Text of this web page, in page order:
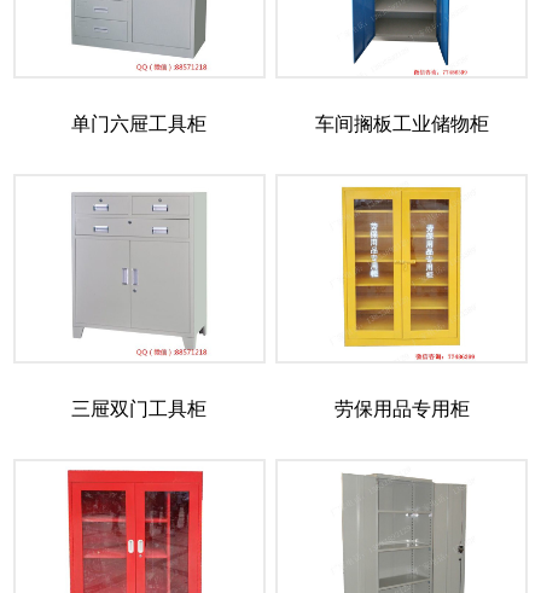
单门六屉工具柜 车间搁板工业储物柜
三屉双门工具柜 劳保用品专用柜